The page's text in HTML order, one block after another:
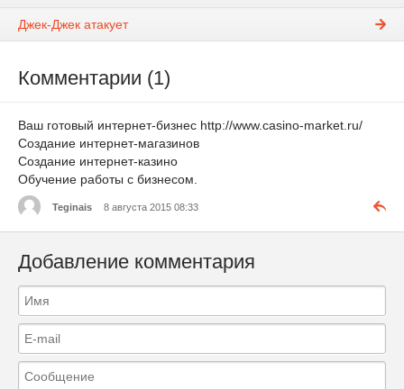
Джек-Джек атакует
Комментарии (1)
Ваш готовый интернет-бизнес http://www.casino-market.ru/
Создание интернет-магазинов
Создание интернет-казино
Обучение работы с бизнесом.
Teginais 8 августа 2015 08:33
Добавление комментария